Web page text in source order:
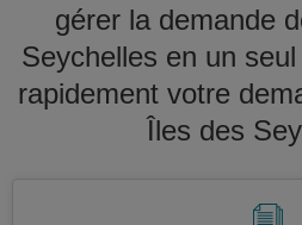
gérer la demande
Seychelles en un
rapidement votre
Îles des